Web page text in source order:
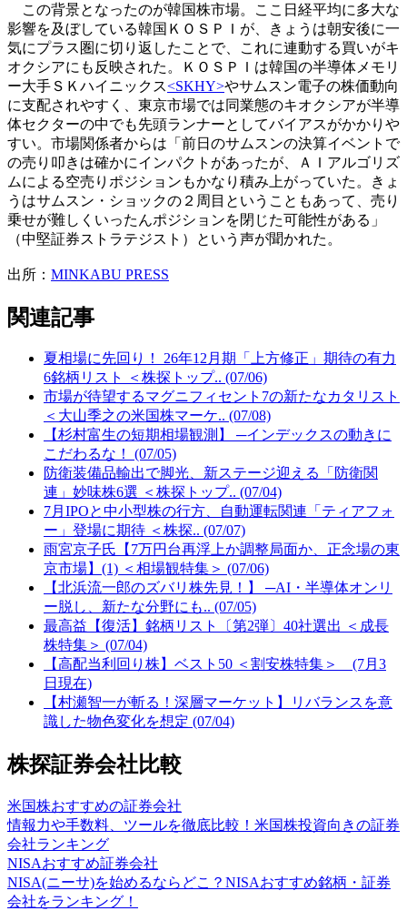
この背景となったのが韓国株市場。ここ日経平均に多大な
影響を及ぼしている韓国ＫＯＳＰＩが、きょうは朝安後に一
気にプラス圏に切り返したことで、これに連動する買いがキ
オクシアにも反映された。ＫＯＳＰＩは韓国の半導体メモリ
ー大手ＳＫハイニックス<SKHY>やサムスン電子の株価動向
に支配されやすく、東京市場では同業態のキオクシアが半導
体セクターの中でも先頭ランナーとしてバイアスがかかりや
すい。市場関係者からは「前日のサムスンの決算イベントで
の売り叩きは確かにインパクトがあったが、ＡＩアルゴリズ
ムによる空売りポジションもかなり積み上がっていた。きょ
うはサムスン・ショックの２周目ということもあって、売り
乗せが難しくいったんポジションを閉じた可能性がある」
（中堅証券ストラテジスト）という声が聞かれた。
出所： MINKABU PRESS
関連記事
夏相場に先回り！ 26年12月期「上方修正」期待の有力
6銘柄リスト ＜株探トップ.. (07/06)
市場が待望するマグニフィセント7の新たなカタリスト
＜大山季之の米国株マーケ.. (07/08)
【杉村富生の短期相場観測】 ─インデックスの動きに
こだわるな！ (07/05)
防衛装備品輸出で脚光、新ステージ迎える「防衛関
連」妙味株6選 ＜株探トップ.. (07/04)
7月IPOと中小型株の行方、自動運転関連「ティアフォ
ー」登場に期待 ＜株探.. (07/07)
雨宮京子氏【7万円台再浮上か調整局面か、正念場の東
京市場】(1) ＜相場観特集＞ (07/06)
【北浜流一郎のズバリ株先見！】 ─AI・半導体オンリ
ー脱し、新たな分野にも.. (07/05)
最高益【復活】銘柄リスト〔第2弾〕40社選出 ＜成長
株特集＞ (07/04)
【高配当利回り株】ベスト50 ＜割安株特集＞ (7月3
日現在)
【村瀬智一が斬る！深層マーケット】リバランスを意
識した物色変化を想定 (07/04)
株探証券会社比較
米国株おすすめの証券会社
情報力や手数料、ツールを徹底比較！米国株投資向きの証券
会社ランキング
NISAおすすめ証券会社
NISA(ニーサ)を始めるならどこ？NISAおすすめ銘柄・証券
会社をランキング！